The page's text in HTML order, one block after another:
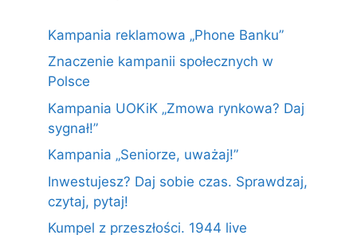
Kampania reklamowa „Phone Banku”
Znaczenie kampanii społecznych w
Polsce
Kampania UOKiK „Zmowa rynkowa? Daj
sygnał!”
Kampania „Seniorze, uważaj!”
Inwestujesz? Daj sobie czas. Sprawdzaj,
czytaj, pytaj!
Kumpel z przeszłości. 1944 live